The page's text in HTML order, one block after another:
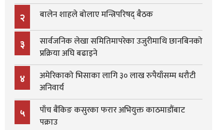
२ बालेन शाहले बोलाए मन्त्रिपरिषद् बैठक
३
सार्वजनिक लेखा समितिमापरेका उजुरीमाथि छानबिनको
प्रक्रिया अघि बढाइने
४
अमेरिकाको भिसाका लागि ३० लाख रुपैयाँसम्म धरौटी
अनिवार्य
५
पाँच बैंकिङ कसुरका फरार अभियुक्त काठमाडौंबाट
पक्राउ